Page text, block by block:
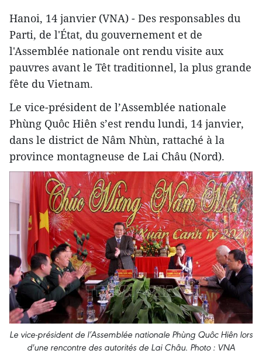
Hanoi, 14 janvier (VNA) - Des responsables du
Parti, de l'État, du gouvernement et de
l'Assemblée nationale ont rendu visite aux
pauvres avant le Têt traditionnel, la plus grande
fête du Vietnam.
Le vice-président de l’Assemblée nationale
Phùng Quôc Hiên s’est rendu lundi, 14 janvier,
dans le district de Nâm Nhùn, rattaché à la
province montagneuse de Lai Châu (Nord).
Le vice-président de l’Assemblée nationale Phùng Quôc Hiên lors
d'une rencontre des autorités de Lai Châu. Photo : VNA